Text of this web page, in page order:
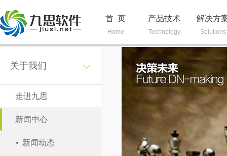
首 页
Home
产品技术
Technology
解决方
Solutions
关于我们
走进九思
新闻中心
新闻动态